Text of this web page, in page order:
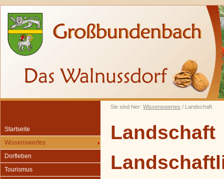
Sie sind hier: Wissenswertes / Landschaft
Startseite
Wissenswertes
Dorfleben
Tourismus
Landschaft